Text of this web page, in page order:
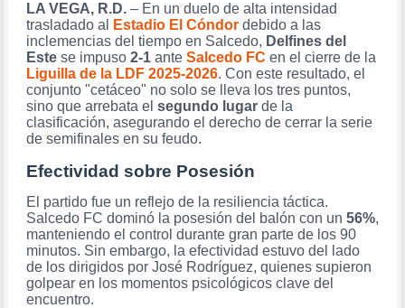
LA VEGA, R.D.– En un duelo de alta intensidad
trasladado al
Estadio El Cóndordebido a las
inclemencias del tiempo en Salcedo, Delfines del
Estese impuso 2-1ante Salcedo FC en el cierre de la
Liguilla de la LDF 2025-2026. Con este resultado, el
conjunto "cetáceo" no solo se lleva los tres puntos,
sino que arrebata el segundo lugarde la
clasificación, asegurando el derecho de cerrar la serie
de semifinales en su feudo.
Efectividad sobre Posesión
El partido fue un reflejo de la resiliencia táctica.
Salcedo FC dominó la posesión del balón con un 56%,
manteniendo el control durante gran parte de los 90
minutos. Sin embargo, la efectividad estuvo del lado
de los dirigidos por José Rodríguez, quienes supieron
golpear en los momentos psicológicos clave del
encuentro.